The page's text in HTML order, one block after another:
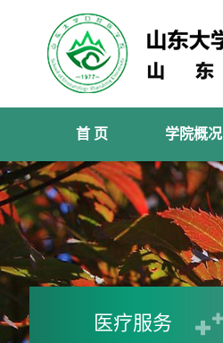
首 页 学院概况
医疗服务